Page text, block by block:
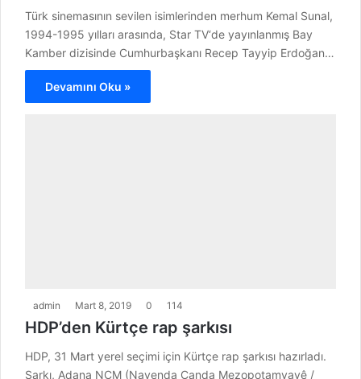
Türk sinemasının sevilen isimlerinden merhum Kemal Sunal,
1994-1995 yılları arasında, Star TV‘de yayınlanmış Bay
Kamber dizisinde Cumhurbaşkanı Recep Tayyip Erdoğan…
Devamını Oku »
admin Mart 8, 2019 0 114
HDP’den Kürtçe rap şarkısı
HDP, 31 Mart yerel seçimi için Kürtçe rap şarkısı hazırladı.
Şarkı, Adana NÇM (Navenda Çanda Mezopotamyayê /